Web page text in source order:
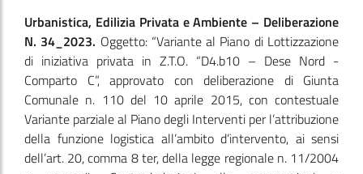
Urbanistica, Edilizia Privata e Ambiente – Deliberazione
N. 34_2023. Oggetto: “Variante al Piano di Lottizzazione
di iniziativa privata in Z.T.O. “D4.b10 – Dese Nord -
Comparto C”, approvato con deliberazione di Giunta
Comunale n. 110 del 10 aprile 2015, con contestuale
Variante parziale al Piano degli Interventi per l’attribuzione
della funzione logistica all’ambito d’intervento, ai sensi
dell’art. 20, comma 8 ter, della legge regionale n. 11/2004